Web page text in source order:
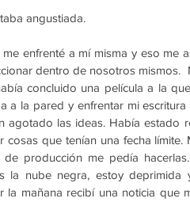
angustiada.
enfrenté a mí misma y eso me
dentro de nosotros mismos.
concluido una película a la
a la pared y enfrentar mi
agotado las ideas. Había
cosas que tenían una fecha
de producción me pedía
la nube negra, estoy
la mañana recibí una noticia